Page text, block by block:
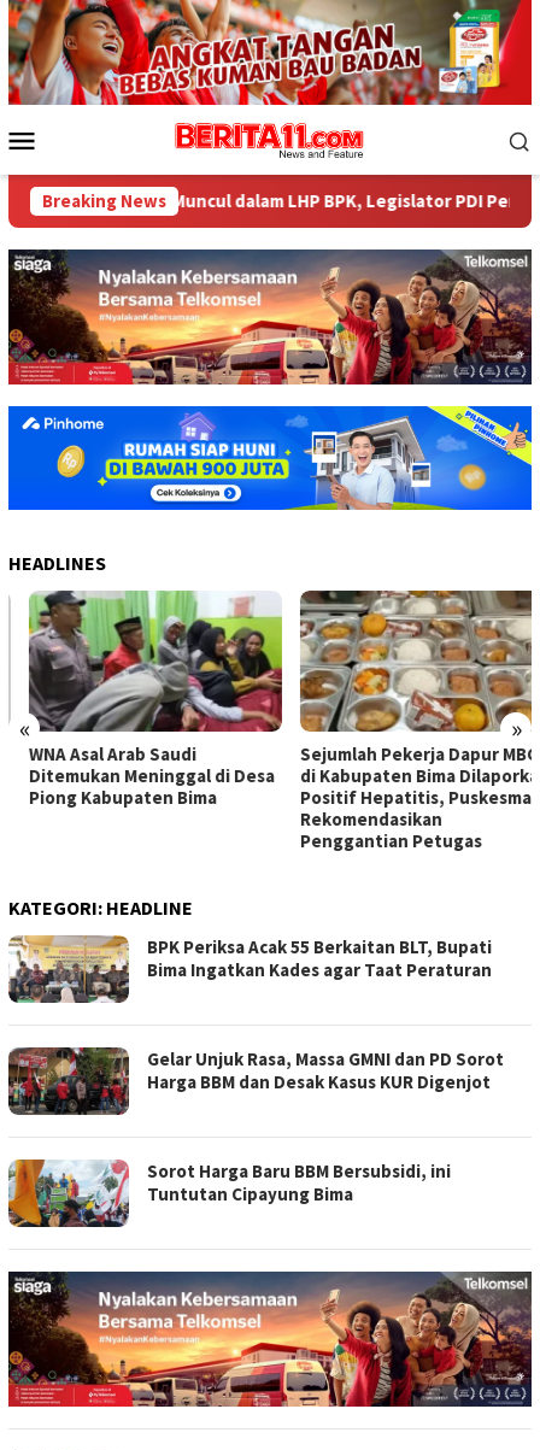
Loncat
ke
konten
Mobile
Breaking News
Miliar tak Muncul dalam LHP BPK, Legislator PDI Perjuangan
HEADLINES
« »
WNA Asal Arab Saudi
Ditemukan Meninggal di Desa
Piong Kabupaten Bima
Sejumlah Pekerja Dapur MBG
di Kabupaten Bima Dilaporkan
Positif Hepatitis, Puskesmas
Rekomendasikan
Penggantian Petugas
KATEGORI: HEADLINE
BPK Periksa Acak 55 Berkaitan BLT, Bupati
Bima Ingatkan Kades agar Taat Peraturan
Gelar Unjuk Rasa, Massa GMNI dan PD Sorot
Harga BBM dan Desak Kasus KUR Digenjot
Sorot Harga Baru BBM Bersubsidi, ini
Tuntutan Cipayung Bima